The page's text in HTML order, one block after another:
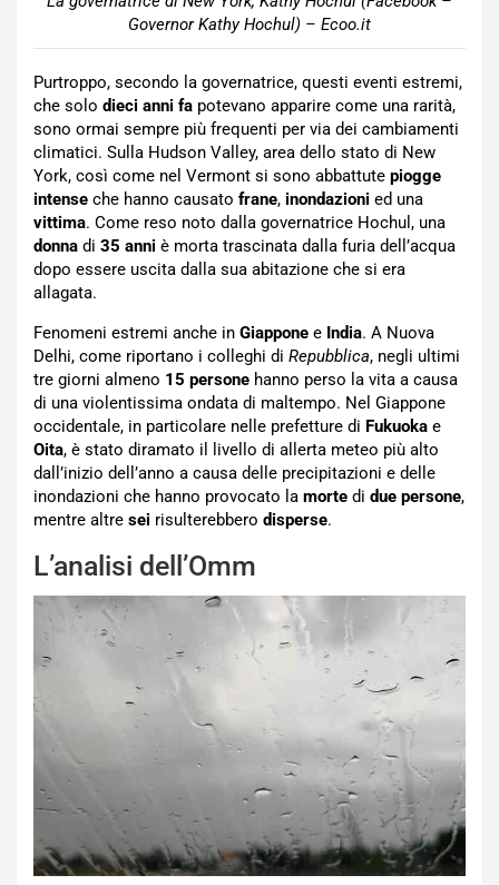
Governor Kathy Hochul) – Ecoo.it
Purtroppo, secondo la governatrice, questi eventi estremi,
che solo dieci anni fa potevano apparire come una rarità,
sono ormai sempre più frequenti per via dei cambiamenti
climatici. Sulla Hudson Valley, area dello stato di New
York, così come nel Vermont si sono abbattute piogge
intense che hanno causato frane, inondazioni ed una
vittima. Come reso noto dalla governatrice Hochul, una
donna di 35 anni è morta trascinata dalla furia dell’acqua
dopo essere uscita dalla sua abitazione che si era
allagata.
Fenomeni estremi anche in Giappone e India. A Nuova
Delhi, come riportano i colleghi di Repubblica, negli ultimi
tre giorni almeno 15 persone hanno perso la vita a causa
di una violentissima ondata di maltempo. Nel Giappone
occidentale, in particolare nelle prefetture di Fukuoka e
Oita, è stato diramato il livello di allerta meteo più alto
dall’inizio dell’anno a causa delle precipitazioni e delle
inondazioni che hanno provocato la morte di due persone,
mentre altre sei risulterebbero disperse.
L’analisi dell’Omm